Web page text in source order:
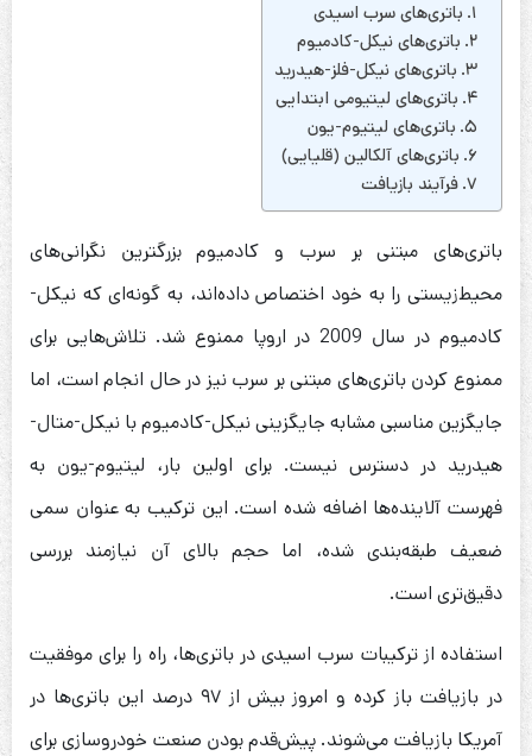
باتری‌های سرب اسیدی
باتری‌های نیکل-کادمیوم
باتری‌های نیکل-فلز-هیدرید
باتری‌های لیتیومی ابتدایی
باتری‌های لیتیوم-یون
باتری‌های آلکالین (قلیایی)
فرآیند بازیافت
باتری‌های مبتنی بر سرب و کادمیوم بزرگترین نگرانی‌های
محیط‌زیستی را به خود اختصاص داده‌اند، به گونه‌ای که نیکل-
کادمیوم در سال 2009 در اروپا ممنوع شد. تلاش‌هایی برای
ممنوع کردن باتری‌های مبتنی بر سرب نیز در حال انجام است، اما
جایگزین مناسبی مشابه جایگزینی نیکل-کادمیوم با نیکل-متال-
هیدرید در دسترس نیست. برای اولین بار، لیتیوم-یون به
فهرست آلاینده‌ها اضافه شده است. این ترکیب به عنوان سمی
ضعیف طبقه‌بندی شده، اما حجم بالای آن نیازمند بررسی
دقیق‌تری است.
استفاده از ترکیبات سرب اسیدی در باتری‌ها، راه را برای موفقیت
در بازیافت باز کرده و امروز بیش از ۹۷ درصد این باتری‌ها در
آمریکا بازیافت می‌شوند. پیش‌قدم بودن صنعت خودروسازی برای